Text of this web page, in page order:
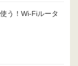
う！Wi-Fiルータ